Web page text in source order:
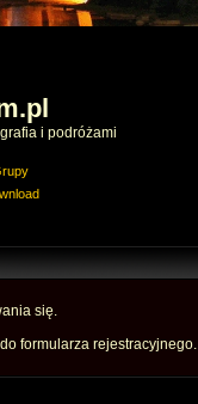
i podróżami
się.
formularza rejestracyjnego.